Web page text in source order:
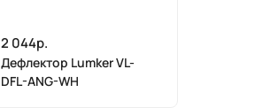
2 044р.
Дефлектор Lumker VL-
DFL-ANG-WH